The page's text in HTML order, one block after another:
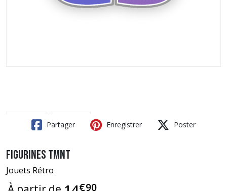
Partager Enregistrer Poster
Figurines TMNT
Jouets Rétro
€90